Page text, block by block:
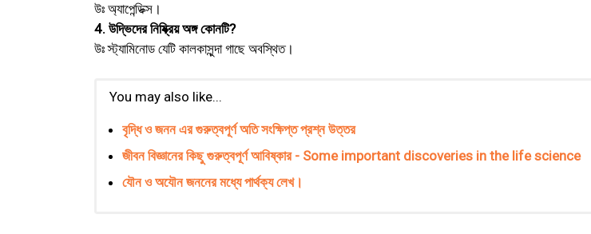
উঃ অ্যাপেন্ডিক্স।
4. উদ্ভিদের নিষ্ক্রিয় অঙ্গ কোনটি?
উঃ স্ট্যামিনোড যেটি কালকাসুন্দা গাছে অবস্থিত।
You may also like...
বৃদ্ধি ও জনন এর গুরুত্বপূর্ণ অতি সংক্ষিপ্ত প্রশ্ন উত্তর
জীবন বিজ্ঞানের কিছু গুরুত্বপূর্ণ আবিষ্কার - Some important discoveries in the life science
যৌন ও অযৌন জননের মধ্যে পার্থক্য লেখ।